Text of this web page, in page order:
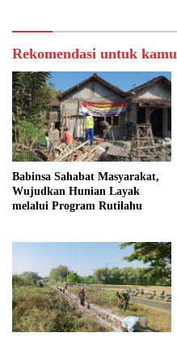
Rekomendasi untuk kamu
Babinsa Sahabat Masyarakat,
Wujudkan Hunian Layak
melalui Program Rutilahu